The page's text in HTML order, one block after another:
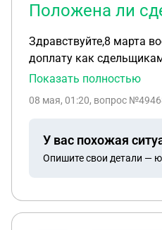
Положена ли
Здравствуйте,8 марта
доплату как сдельщикам по
выплата положена или я
Показать полностью
08 мая, 01:20, вопрос
У вас похожая
Опишите свои детали —